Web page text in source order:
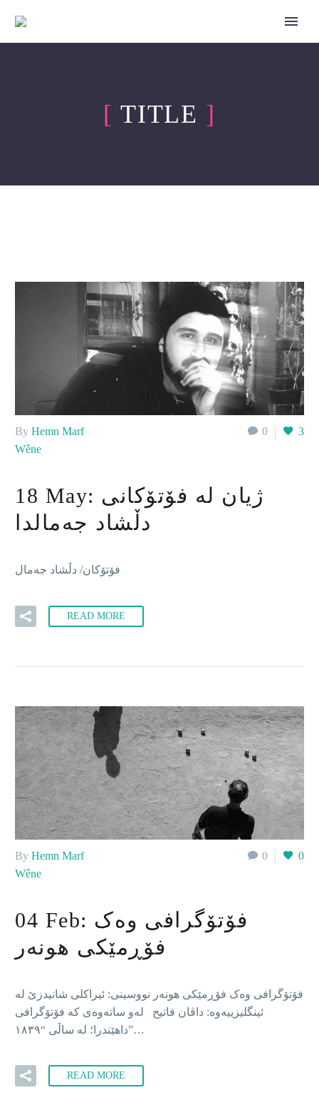
[TITLE ]
0 3
By Hemn Marf
Wêne
18 May: ژیان لە فۆتۆکانی
دڵشاد جەمالدا
فۆتۆکان/ دڵشاد جەمال
READ MORE
0 0
By Hemn Marf
Wêne
04 Feb: فۆتۆگرافی وەک
فۆڕمێکی هونەر
فۆتۆگرافی وەک فۆڕمێکی هونەر نووسینی: ئیراکلی شانیدزێ لە
ئینگلیزییەوە: داڤان فاتیح لەو ساتەوەی کە فۆتۆگرافی
داهێندرا؛ لە ساڵی “١٨٣٩”…
READ MORE